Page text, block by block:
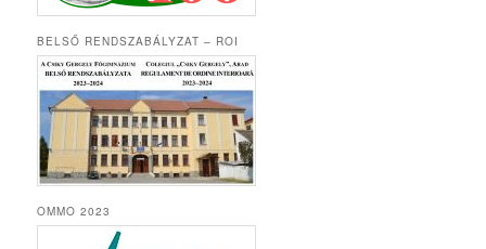
BELSŐ RENDSZABÁLYZAT – ROI
OMMO 2023